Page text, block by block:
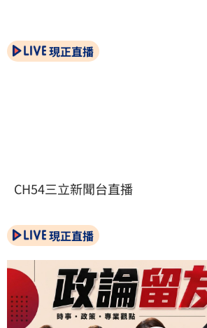
現正直播
CH54三立新聞台直播
現正直播